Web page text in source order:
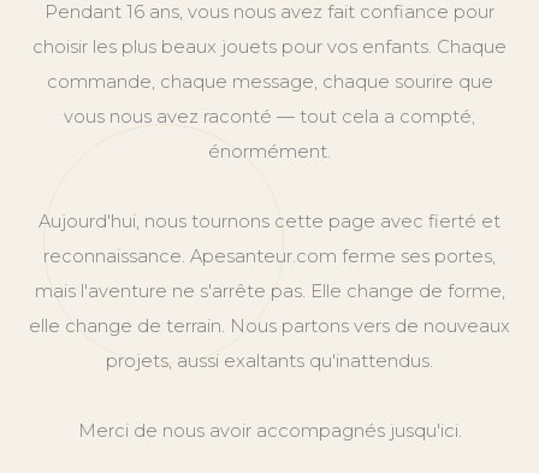
Pendant 16 ans, vous nous avez fait confiance pour
choisir les plus beaux jouets pour vos enfants. Chaque
commande, chaque message, chaque sourire que
vous nous avez raconté — tout cela a compté,
énormément.
Aujourd'hui, nous tournons cette page avec fierté et
reconnaissance. Apesanteur.com ferme ses portes,
mais l'aventure ne s'arrête pas. Elle change de forme,
elle change de terrain. Nous partons vers de nouveaux
projets, aussi exaltants qu'inattendus.
Merci de nous avoir accompagnés jusqu'ici.